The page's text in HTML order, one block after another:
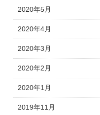
2020年5月
2020年4月
2020年3月
2020年2月
2020年1月
2019年11月